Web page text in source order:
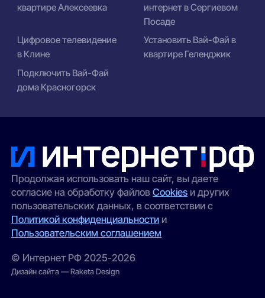
квартире Алексеевка
интернет в Сергиевом
Посаде
Цифровое телевидение
в Клине
Установить Вай-Фай в
квартире Геленджик
Подключить Вай-Фай
дома Красногорск
Продолжая использовать наш сайт, вы даете
согласие на обработку файловCookies и других
пользовательских данных, в соответствии с
Политикой конфиденциальности и
Пользовательским соглашением
© Интернет РФ 2025-2026
Дизайн сайта — Raketa Design